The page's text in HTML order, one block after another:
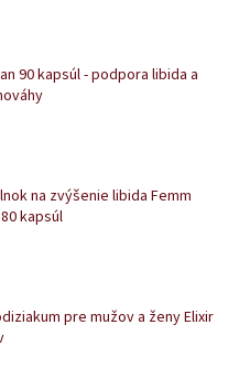
90 kapsúl - podpora libida a
na zvýšenie libida Femm
kapsúl
pre mužov a ženy Elixir